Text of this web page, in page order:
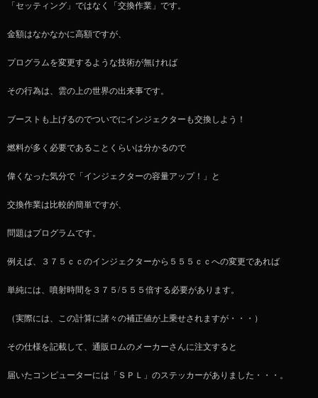
「セッティング」ではなく「交換作業」です。
金額はなかなかに高額ですが、
プログラムを変更するような技術が無ければ
その行為は、雲の上の世界の出来事です。
ブーストも上げるのでついでにインジェクターも交換しよう！
燃料が多く必要であることくらいは分かるので
偉くなった気分で「インジェクターの容量アップ！」と
交換作業は比較的簡単ですが、
問題はプログラムです。
例えば、３７５ｃｃのインジェクターから５５５ｃｃへの変更であれば
単純には、噴射時間を３７５/５５５倍する必要があります。
（実際には、この計算に諸々の補正値が上乗せされますが・・・）
その仕様を記載して、通販ロムのメーカーさんに注文すると
届いたコンピューターには「ＳＰＬ」のステッカーがありました・・・。